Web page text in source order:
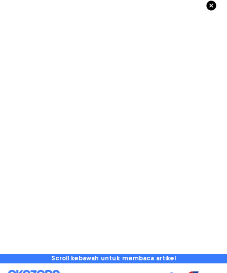
Scroll kebawah untuk membaca artikel